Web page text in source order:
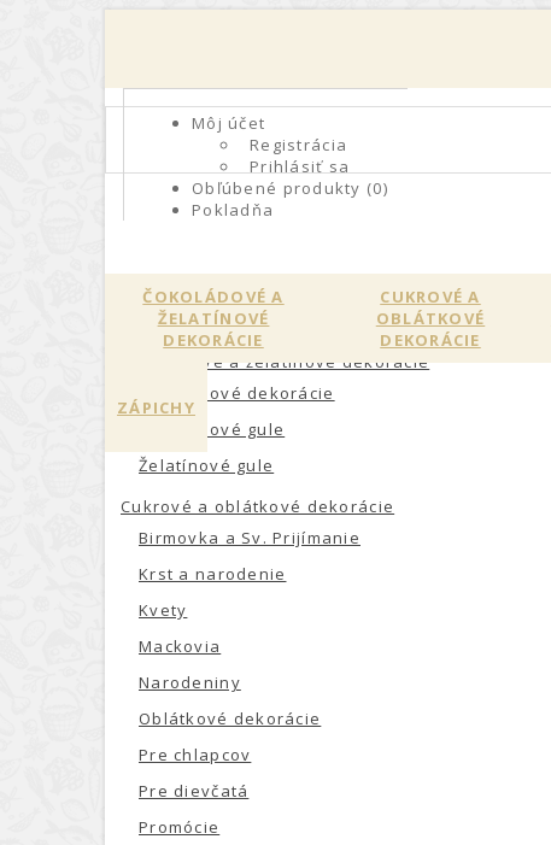
Môj účet
Registrácia
Prihlásiť sa
Obľúbené produkty (0)
Pokladňa
ČOKOLÁDOVÉ A
ŽELATÍNOVÉ
DEKORÁCIE
CUKROVÉ A
OBLÁTKOVÉ
DEKORÁCIE
ZÁPICHY
KATEGÓRIE
Čokoládové a želatínové dekorácie
Čokoládové dekorácie
Čokoládové gule
Želatínové gule
Cukrové a oblátkové dekorácie
Birmovka a Sv. Prijímanie
Krst a narodenie
Kvety
Mackovia
Narodeniny
Oblátkové dekorácie
Pre chlapcov
Pre dievčatá
Promócie